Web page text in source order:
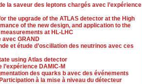
la saveur des leptons chargés avec l’expérience
the upgrade of the ATLAS detector at the High
of the new design, and application to the
at HL-LHC
avec GRAND
et étude d’oscillation des neutrinos avec ces
using Atlas detector
DAMIC-M
des quarks b avec des événements
à la mise à niveau du détecteur